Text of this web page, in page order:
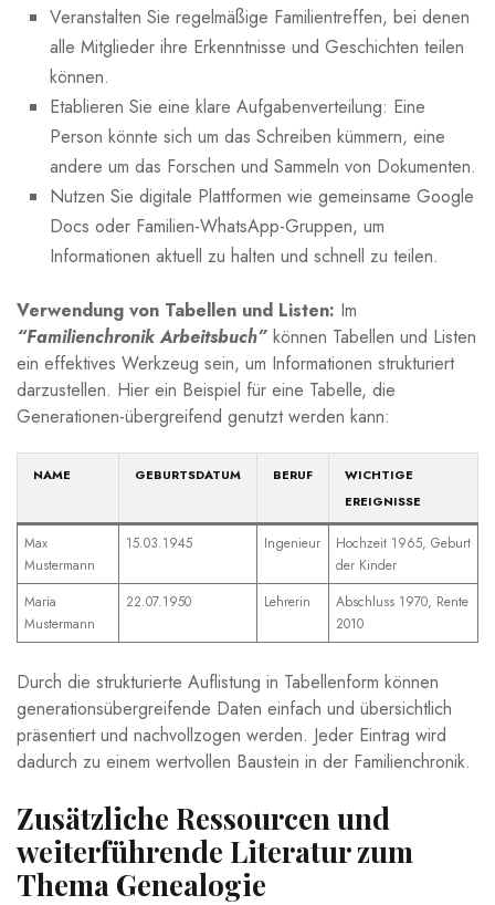
Veranstalten Sie regelmäßige Familientreffen, bei denen
alle Mitglieder ihre Erkenntnisse und Geschichten teilen⁤
können.
Etablieren Sie eine klare Aufgabenverteilung: Eine
Person könnte sich um ⁢das Schreiben kümmern,‍ eine
andere um das Forschen⁣ und Sammeln von Dokumenten.
Nutzen Sie digitale Plattformen wie‍ gemeinsame ‌Google
Docs oder Familien-WhatsApp-Gruppen, um
Informationen aktuell zu halten und schnell ‌zu teilen.
Verwendung von Tabellen und⁣ Listen:⁢ Im
“Familienchronik Arbeitsbuch” können⁤ Tabellen und Listen⁤
ein effektives Werkzeug ​sein, um Informationen strukturiert
darzustellen.‌ Hier ein Beispiel für eine Tabelle, die
Generationen-übergreifend genutzt ‍werden kann:
NAME GEBURTSDATUM BERUF
WICHTIGE
⁣EREIGNISSE
Max
Mustermann
15.03.1945 Ingenieur
Hochzeit 1965, Geburt‌
der Kinder
Maria
Mustermann
22.07.1950 Lehrerin
Abschluss 1970, Rente
2010
Durch ‌die ‌strukturierte Auflistung ⁣in Tabellenform können
generationsübergreifende Daten einfach und‍ übersichtlich
präsentiert ⁣und nachvollzogen werden. Jeder Eintrag ‌wird
dadurch zu einem wertvollen Baustein in der Familienchronik.
Zusätzliche Ressourcen ⁢und
weiterführende Literatur ⁣zum
Thema Genealogie